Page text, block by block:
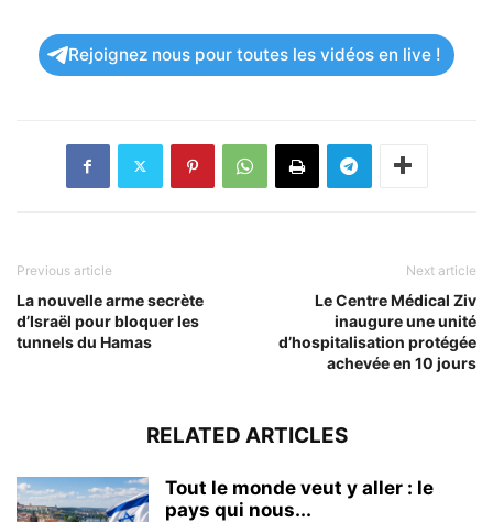
Rejoignez nous pour toutes les vidéos en live !
Previous article
La nouvelle arme secrète
d’Israël pour bloquer les
tunnels du Hamas
Next article
Le Centre Médical Ziv
inaugure une unité
d’hospitalisation protégée
achevée en 10 jours
RELATED ARTICLES
Tout le monde veut y aller : le
pays qui nous...